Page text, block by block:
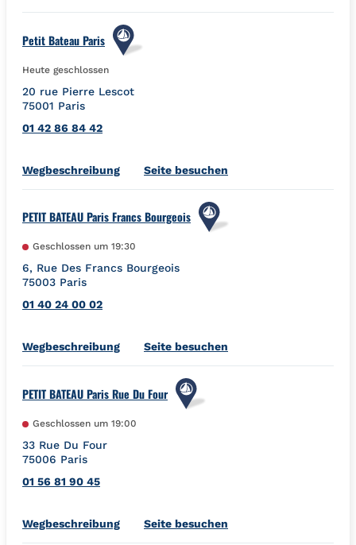
Petit Bateau Paris
Heute geschlossen
20 rue Pierre Lescot
75001 Paris
01 42 86 84 42
WegbeschreibungLink Opens in New Tab
Seite besuchen
PETIT BATEAU Paris Francs Bourgeois
Geschlossen um 19:30
6, Rue Des Francs Bourgeois
75003 Paris
01 40 24 00 02
WegbeschreibungLink Opens in New Tab
Seite besuchen
PETIT BATEAU Paris Rue Du Four
Geschlossen um 19:00
33 Rue Du Four
75006 Paris
01 56 81 90 45
WegbeschreibungLink Opens in New Tab
Seite besuchen